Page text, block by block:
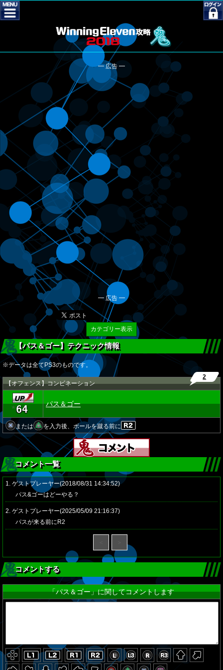
━ 広告 ━
━ 広告 ━
カテゴリー表示
【パス＆ゴー】テクニック情報
※データは全てPS3のものです。
【オフェンス】コンビネーション
2
★64 パス＆ゴー
または を入力後、ボールを蹴る前に
コメント一覧
1. ゲストプレーヤー(2018/08/31 14:34:52)
パス&ゴーはどーやる？
2. ゲストプレーヤー(2025/05/09 21:16:37)
パスが来る前にR2
コメントする
「パス＆ゴー」に関してコメントします